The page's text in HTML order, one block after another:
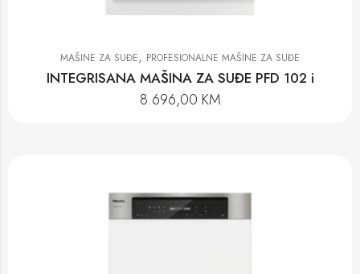
MAŠINE ZA SUĐE, PROFESIONALNE MAŠINE ZA SUĐE
INTEGRISANA MAŠINA ZA SUĐE PFD 102 i
8.696,00 KM